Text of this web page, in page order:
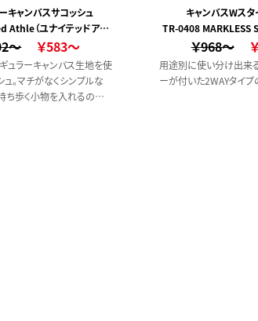
キャンバスサコッシュ
Athle（ユナイテッドアス
～ ￥583～
ュラーキャンバス生地を使
ュ。マチがなくシンプルな
ち歩く小物を入れるのに
キャンバスWス
TR-0408 MARKLESS
ススタイ
￥968～
用途別に使い分け出来
ーが付いた2WAYタイプ